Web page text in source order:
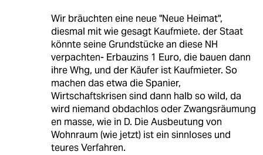
Wir bräuchten eine neue "Neue Heimat",
diesmal mit wie gesagt Kaufmiete. der Staat
könnte seine Grundstücke an diese NH
verpachten- Erbauzins 1 Euro, die bauen dann
ihre Whg, und der Käufer ist Kaufmieter. So
machen das etwa die Spanier,
Wirtschaftskrisen sind dann halb so wild, da
wird niemand obdachlos oder Zwangsräumung
en masse, wie in D. Die Ausbeutung von
Wohnraum (wie jetzt) ist ein sinnloses und
teures Verfahren.